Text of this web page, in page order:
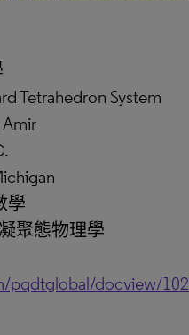
Tetrahedron System
學
聚態物理學
pqdtglobal/docview/